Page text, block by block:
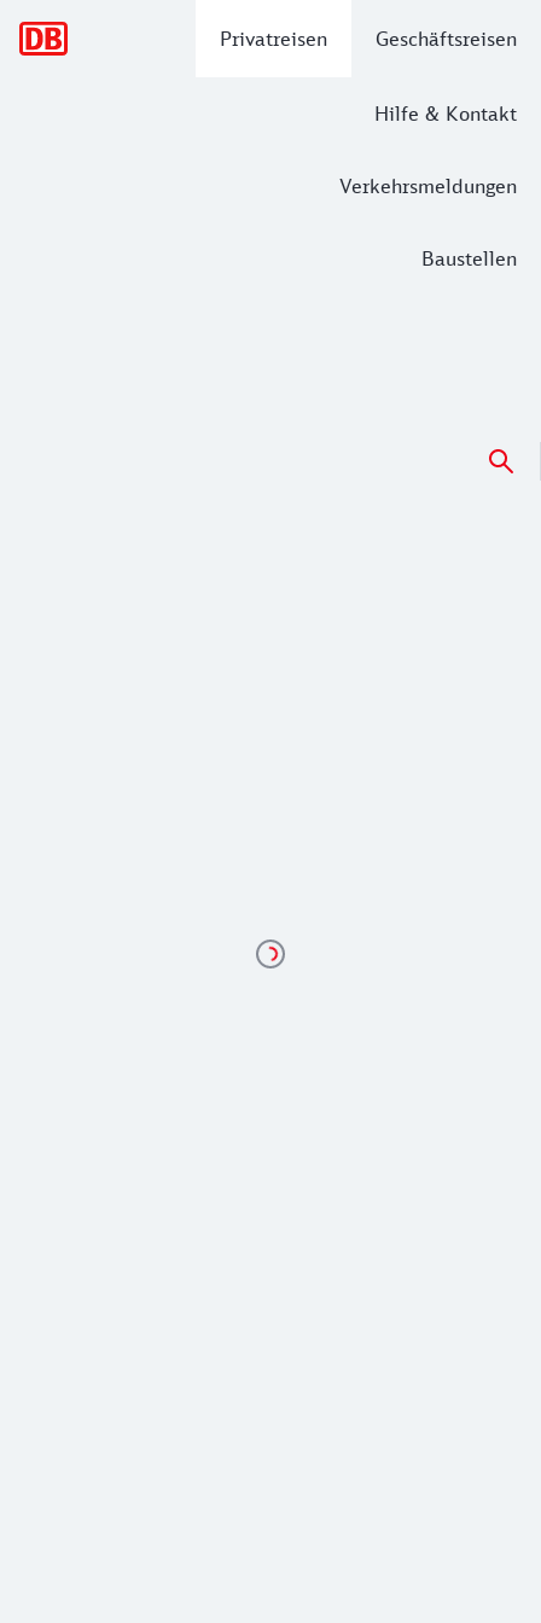
Privatreisen Geschäftsreisen
Hilfe & Kontakt
Verkehrsmeldungen
Baustellen